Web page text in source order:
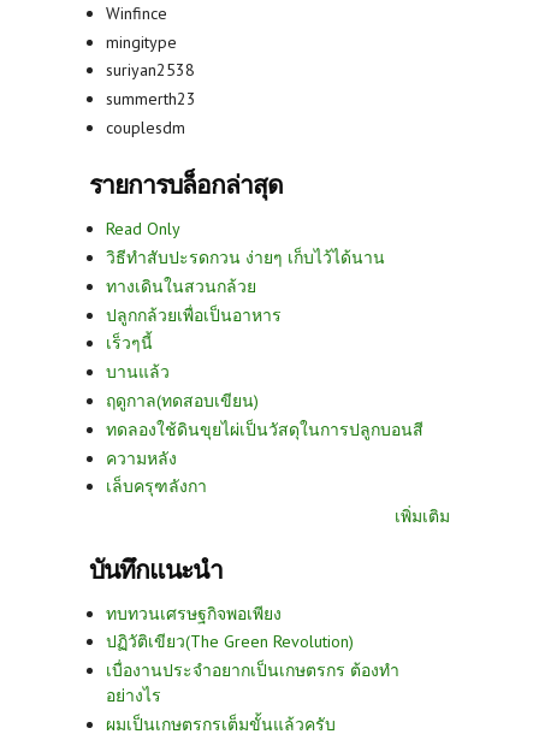
Winfince
mingitype
suriyan2538
summerth23
couplesdm
รายการบล็อกล่าสุด
Read Only
วิธีทำสับปะรดกวน ง่ายๆ เก็บไว้ได้นาน
ทางเดินในสวนกล้วย
ปลูกกล้วยเพื่อเป็นอาหาร
เร็วๆนี้
บานแล้ว
ฤดูกาล(ทดสอบเขียน)
ทดลองใช้ดินขุยไผ่เป็นวัสดุในการปลูกบอนสี
ความหลัง
เล็บครุฑลังกา
เพิ่มเติม
บันทึกแนะนำ
ทบทวนเศรษฐกิจพอเพียง
ปฏิวัติเขียว(The Green Revolution)
เบื่องานประจำอยากเป็นเกษตรกร ต้องทำ
อย่างไร
ผมเป็นเกษตรกรเต็มขั้นแล้วครับ